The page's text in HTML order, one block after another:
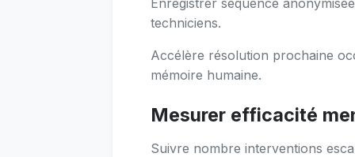
Enregistrer séquence
techniciens.
Accélère résolution prochaine
mémoire humaine.
Mesurer efficacité
Suivre nombre interventions